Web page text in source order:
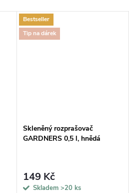
Bestseller
Tip na dárek
Skleněný rozprašovač
GARDNERS 0,5 l, hnědá
149 Kč
Skladem >20 ks